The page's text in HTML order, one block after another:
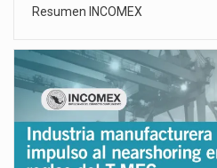
Resumen INCOMEX